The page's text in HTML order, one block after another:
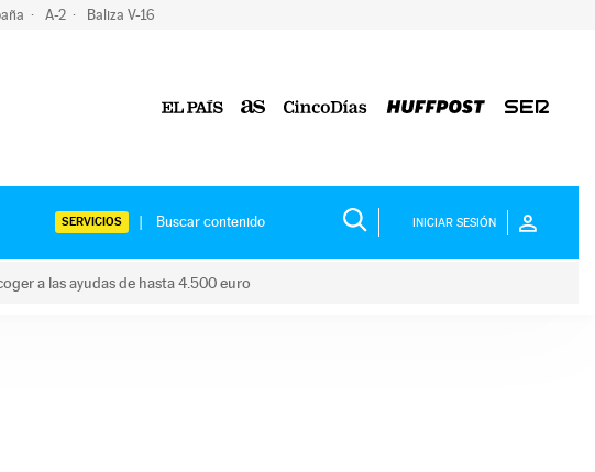
A-2 Baliza V-16
SERVICIOS INICIAR SESIÓN
a las ayudas de hasta 4.500 euro